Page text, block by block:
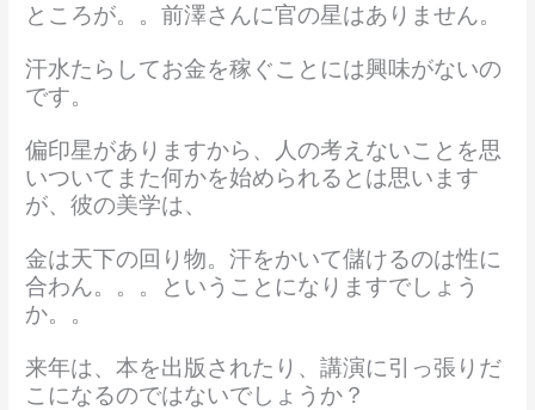
ところが。。前澤さんに官の星はありません。
汗水たらしてお金を稼ぐことには興味がないの
です。
偏印星がありますから、人の考えないことを思
いついてまた何かを始められるとは思います
が、彼の美学は、
金は天下の回り物。汗をかいて儲けるのは性に
合わん。。。ということになりますでしょう
か。。
来年は、本を出版されたり、講演に引っ張りだ
こになるのではないでしょうか？